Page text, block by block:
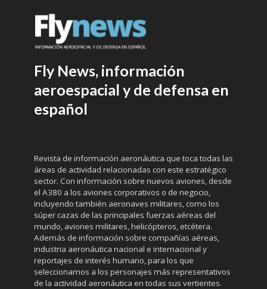
Fly News, información
aeroespacial y de defensa en
español
Revista de información aeronáutica que toca todas las
áreas de actividad relacionadas con este estratégico
sector. Con información sobre nuevos aviones, desde
el A380 a los aviones corporativos o de negocio,
incluyendo también aeronaves militares, como los
súper cazas de las principales fuerzas aéreas del
mundo, aviones militares, helicópteros, etcétera.
Además de información sobre compañías aéreas,
industria aeronáutica nacional e internacional y
reportajes de interés humano, para los que
seleccionamos a los personajes más representativos
de la actividad aeronáutica en todas sus vertientes.